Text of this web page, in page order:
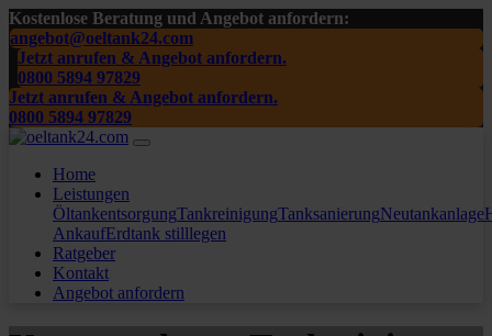
Kostenlose Beratung und Angebot anfordern:
angebot@oeltank24.com
Jetzt anrufen & Angebot anfordern.
0800 5894 97829
Jetzt anrufen & Angebot anfordern.
0800 5894 97829
Home
Leistungen
ÖltankentsorgungTankreinigungTanksanierungNeutankanlage
AnkaufErdtank stilllegen
Ratgeber
Kontakt
Angebot anfordern